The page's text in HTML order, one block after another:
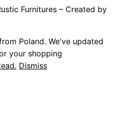
Furnitures – Created by
Poland. We've updated
your shopping
Dismiss